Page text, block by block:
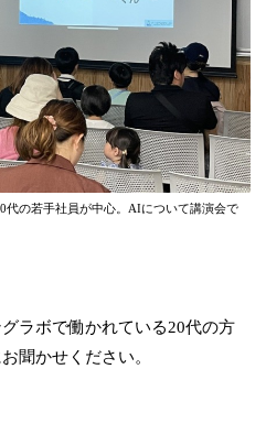
の若手社員が中心。AIについて講演会で
ラボで働かれている20代の方
聞かせください。